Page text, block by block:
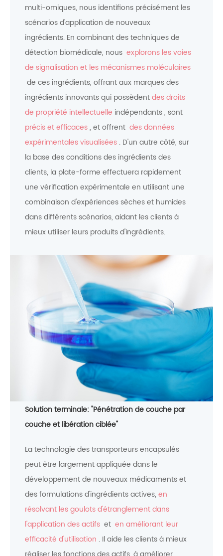
multi-omiques, nous identifions précisément les
scénarios d'application de nouveaux
ingrédients. En combinant des techniques de
détection biomédicale, nous explorons les voies
de signalisation et les mécanismes moléculaires
de ces ingrédients, offrant aux marques des
ingrédients innovants qui possèdentdes droits
de propriété intellectuelle indépendants , sont
précis et efficaces, et offrent des données
expérimentales visualisées . D'un autre côté, sur
la base des conditions des ingrédients des
clients, la plate-forme effectuera rapidement
une vérification expérimentale en utilisant une
combinaison d'expériences sèches et humides
dans différents scénarios, aidant les clients à
mieux utiliser leurs produits d'ingrédients.
Technologie de pénétration des porteurs de
l'encapsulation
Technologie de pénétration des
porteurs de l'encapsulation
Solution terminale: "Pénétration de couche par
couche et libération ciblée"
La technologie des transporteurs encapsulés
peut être largement appliquée dans le
développement de nouveaux médicaments et
des formulations d'ingrédients actives, en
résolvant les goulots d'étranglement dans
l'application des actifs et en améliorant leur
efficacité d'utilisation . Il aide les clients à mieux